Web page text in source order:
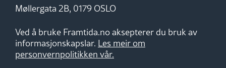
Møllergata 2B, 0179 OSLO
Ved å bruke Framtida.no aksepterer du bruk av
informasjonskapslar. Les meir om
personvernpolitikken vår.